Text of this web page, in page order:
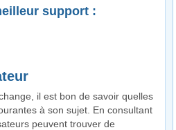
support :
il est bon de savoir quelles
à son sujet. En consultant
peuvent trouver de